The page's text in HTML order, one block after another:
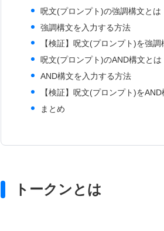
呪文(プロンプト)の強調構文とは
強調構文を入力する方法
【検証】呪文(プロンプト)を強
呪文(プロンプト)のAND構文とは
AND構文を入力する方法
【検証】呪文(プロンプト)を
まとめ
トークンとは